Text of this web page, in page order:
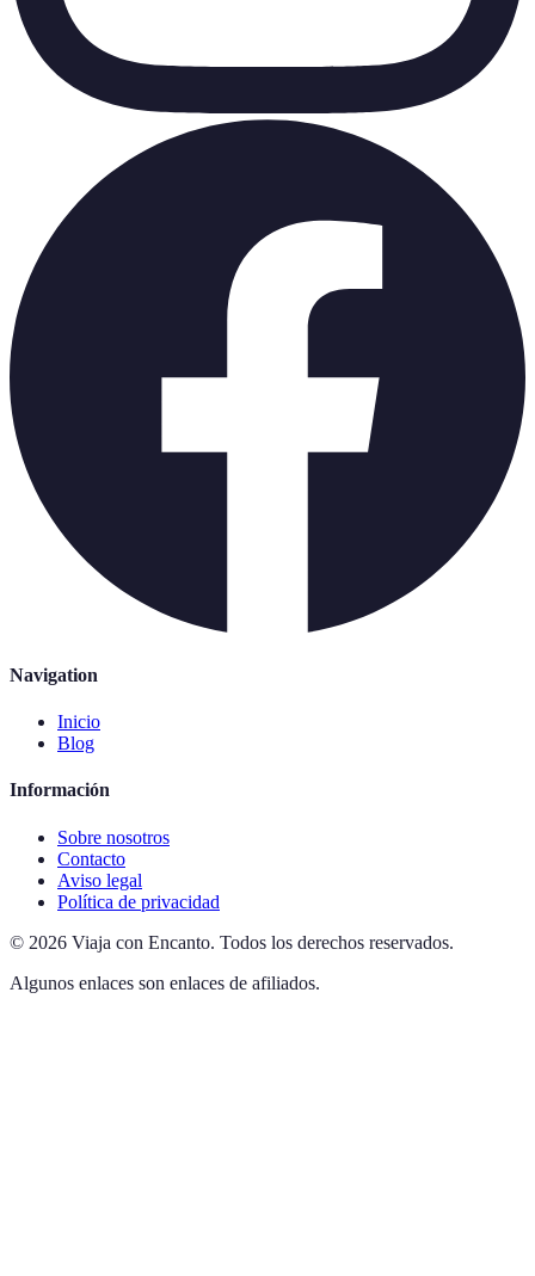
Navigation
Inicio
Blog
Información
Sobre nosotros
Contacto
Aviso legal
Política de privacidad
© 2026 Viaja con Encanto. Todos los derechos reservados.
Algunos enlaces son enlaces de afiliados.